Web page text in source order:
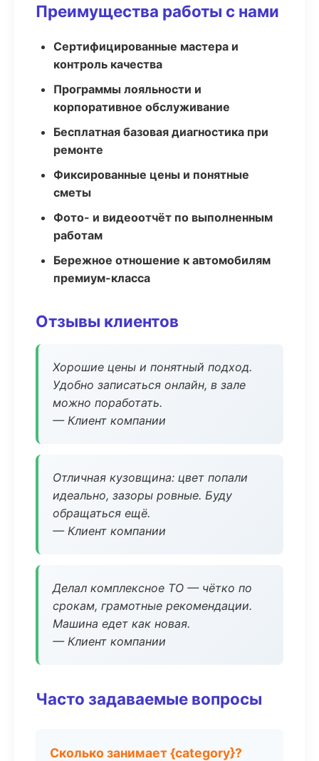
Преимущества работы с нами
Сертифицированные мастера и
контроль качества
Программы лояльности и
корпоративное обслуживание
Бесплатная базовая диагностика при
ремонте
Фиксированные цены и понятные
сметы
Фото- и видеоотчёт по выполненным
работам
Бережное отношение к автомобилям
премиум-класса
Отзывы клиентов
Хорошие цены и понятный подход.
Удобно записаться онлайн, в зале
можно поработать.
— Клиент компании
Отличная кузовщина: цвет попали
идеально, зазоры ровные. Буду
обращаться ещё.
— Клиент компании
Делал комплексное ТО — чётко по
срокам, грамотные рекомендации.
Машина едет как новая.
— Клиент компании
Часто задаваемые вопросы
Сколько занимает {category}?